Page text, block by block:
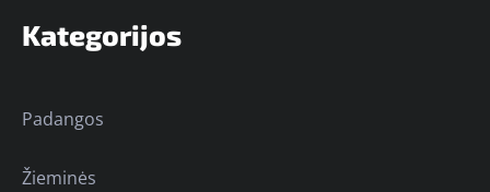
Kategorijos
Padangos
Žieminės